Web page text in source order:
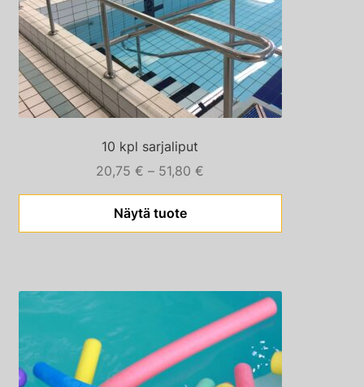
10 kpl sarjaliput
20,75€ – 51,80€
20,75 €
51,80 €
Näytä tuote
valinnat
tuotteen
sivulla.